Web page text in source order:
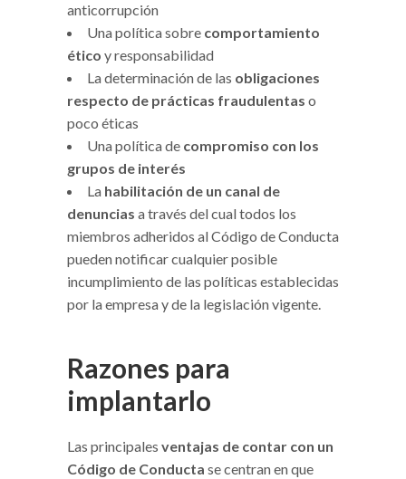
anticorrupción
Una política sobre comportamiento
ético y responsabilidad
La determinación de las obligaciones
respecto de prácticas fraudulentas o
poco éticas
Una política de compromiso con los
grupos de interés
La habilitación de un canal de
denuncias a través del cual todos los
miembros adheridos al Código de Conducta
pueden notificar cualquier posible
incumplimiento de las políticas establecidas
por la empresa y de la legislación vigente.
Razones para
implantarlo
Las principales ventajas de contar con un
Código de Conducta se centran en que